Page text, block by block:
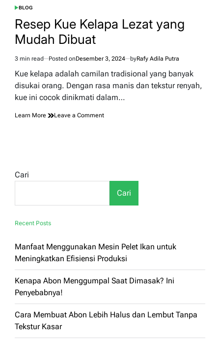
POSTED
BLOG
Resep Kue Kelapa Lezat yang
Mudah Dibuat
Estimated
read
3 min read Posted onDesember 3, 2024 byRafy Adila Putra
Kue kelapa adalah camilan tradisional yang banyak
disukai orang. Dengan rasa manis dan tekstur renyah,
kue ini cocok dinikmati dalam…
Learn More Leave a Commenton
Cari
Cari
Recent Posts
Manfaat Menggunakan Mesin Pelet Ikan untuk
Meningkatkan Efisiensi Produksi
Kenapa Abon Menggumpal Saat Dimasak? Ini
Penyebabnya!
Cara Membuat Abon Lebih Halus dan Lembut Tanpa
Tekstur Kasar